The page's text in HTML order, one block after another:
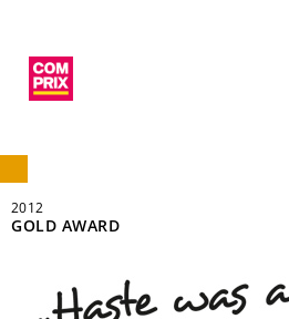
2012
GOLD AWARD